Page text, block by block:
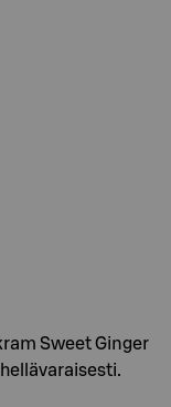
Sweet Ginger